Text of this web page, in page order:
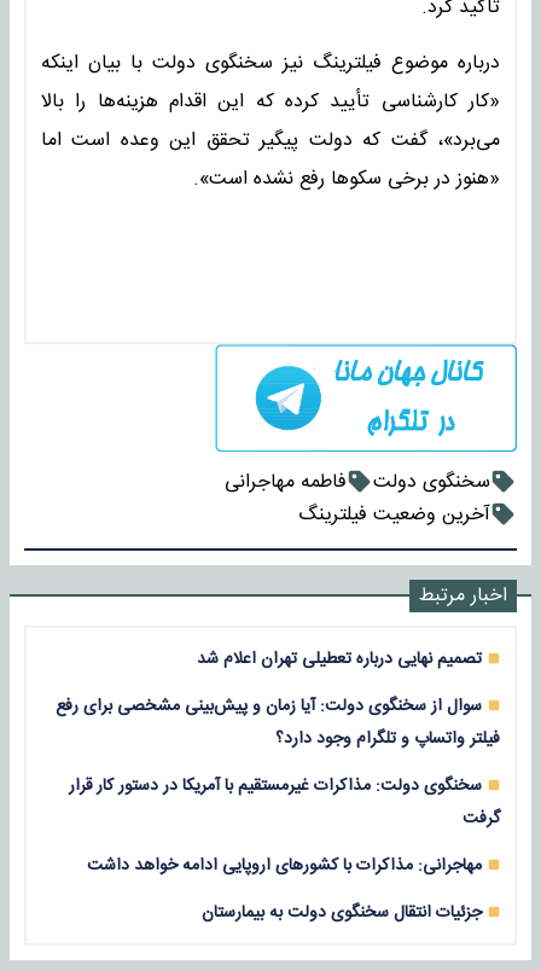
تاکید کرد.
درباره موضوع فیلترینگ نیز سخنگوی دولت با بیان اینکه
«کار کارشناسی تأیید کرده که این اقدام هزینه‌ها را بالا
می‌برد»، گفت که دولت پیگیر تحقق این وعده است اما
«هنوز در برخی سکوها رفع نشده است».
سخنگوی دولت
فاطمه مهاجرانی
آخرین وضعیت فیلترینگ
اخبار مرتبط
تصمیم نهایی درباره تعطیلی تهران اعلام شد
سوال از سخنگوی دولت: آیا زمان و پیش‌بینی مشخصی برای رفع
فیلتر واتساپ و تلگرام وجود دارد؟
سخنگوی دولت: مذاکرات غیرمستقیم با آمریکا در دستور کار قرار
گرفت
مهاجرانی: مذاکرات با کشورهای اروپایی ادامه خواهد داشت
جزئیات انتقال سخنگوی دولت به بیمارستان